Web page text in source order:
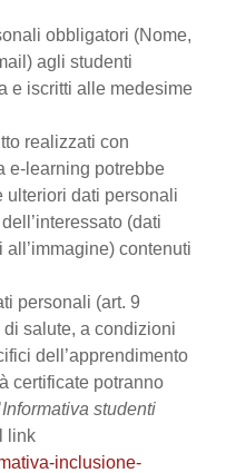
obbligatori (Nome,
agli studenti
e iscritti alle medesime
realizzati con
e-learning potrebbe
ulteriori dati personali
(dati
contenuti
personali (art. 9
salute, a condizioni
dell’apprendimento
certificate potranno
Informativa studenti
link
inclusione-